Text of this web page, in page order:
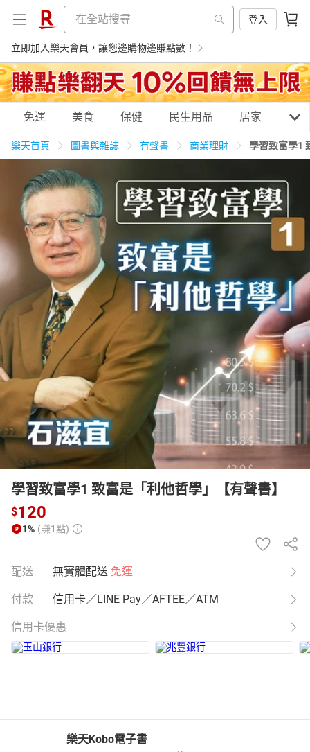
登入
立即加入樂天會員，讓您邊購物邊賺點數！
購物網分類
天天免運 美食蛋糕 養生保健 民生用品
居家生活 3C家電 運動休閒
女裝 男裝 化妝保養 情趣用品
日本購物 電子/紙本書
HOT
免運 美食 保健 民生用品 居家 3C
樂天首頁 圖書與雜誌 有聲書 商業理財 學習致富學1
學習致富學1 致富是「利他哲學」【有聲書】
$120
1% (賺1點)
配送 無實體配送 免運
付款 信用卡／LINE Pay／AFTEE／ATM
信用卡優惠
樂天Kobo電子書